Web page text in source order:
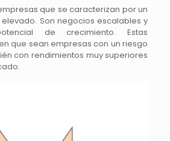
que se caracterizan por un
Son negocios escalables y
de crecimiento. Estas
que sean empresas con un riesgo
con rendimientos muy superiores